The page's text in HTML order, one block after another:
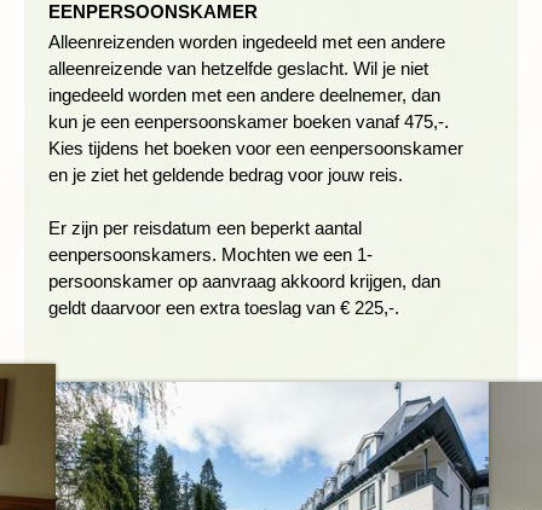
Afstand: 8 of 15 kilometer
Wandelduur: ca. 4,5 uur
Hoogteverschil: 250 meter dalen en stijgen
Wandeling Slea Head Walk
Wandelduur: ca. 3 uur
Hoogteverschil: 110 meter dalen en stijgen
Dag 6 Killarney - wandeling Cliffs of Moher - Doolin -
County Clare
EENPERSOONSKAMER
Alleenreizenden worden ingedeeld met een andere
alleenreizende van hetzelfde geslacht. Wil je niet
ingedeeld worden met een andere deelnemer, dan
kun je een eenpersoonskamer boeken vanaf 475,-.
Kies tijdens het boeken voor een eenpersoonskamer
en je ziet het geldende bedrag voor jouw reis.
Er zijn per reisdatum een beperkt aantal
eenpersoonskamers. Mochten we een 1-
persoonskamer op aanvraag akkoord krijgen, dan
geldt daarvoor een extra toeslag van € 225,-.